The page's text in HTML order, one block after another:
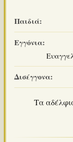
Παιδιά:
Εγγόνια:
Δισέγγονα:
Τα